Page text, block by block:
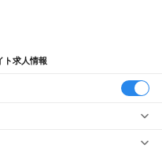
ト求人情報